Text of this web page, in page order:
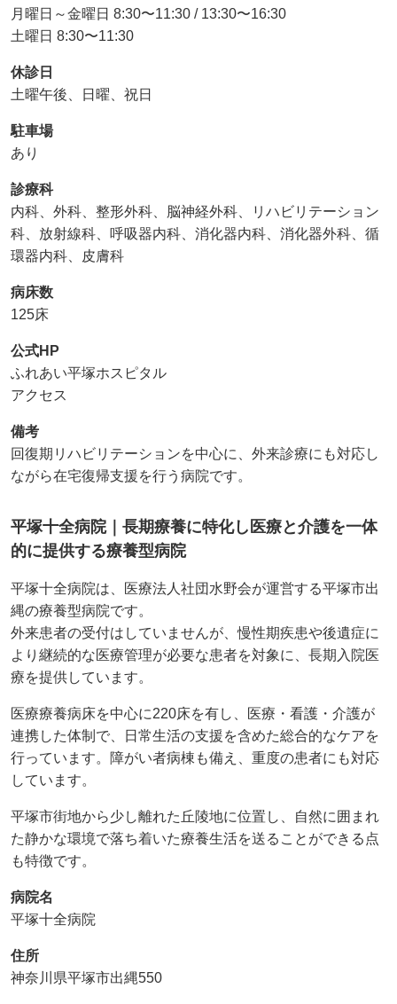
月曜日～金曜日 8:30〜11:30 / 13:30〜16:30
土曜日 8:30〜11:30
休診日
土曜午後、日曜、祝日
駐車場
あり
診療科
内科、外科、整形外科、脳神経外科、リハビリテーション
科、放射線科、呼吸器内科、消化器内科、消化器外科、循
環器内科、皮膚科
病床数
125床
公式HP
ふれあい平塚ホスピタル
アクセス
備考
回復期リハビリテーションを中心に、外来診療にも対応し
ながら在宅復帰支援を行う病院です。
平塚十全病院｜長期療養に特化し医療と介護を一体
的に提供する療養型病院
平塚十全病院は、医療法人社団水野会が運営する平塚市出
縄の療養型病院です。
外来患者の受付はしていませんが、慢性期疾患や後遺症に
より継続的な医療管理が必要な患者を対象に、長期入院医
療を提供しています。
医療療養病床を中心に220床を有し、医療・看護・介護が
連携した体制で、日常生活の支援を含めた総合的なケアを
行っています。障がい者病棟も備え、重度の患者にも対応
しています。
平塚市街地から少し離れた丘陵地に位置し、自然に囲まれ
た静かな環境で落ち着いた療養生活を送ることができる点
も特徴です。
病院名
平塚十全病院
住所
神奈川県平塚市出縄550